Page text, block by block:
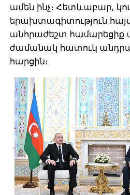
ամեն ինչ։ Հետևաբար,
երախտագիտություն
անհրաժեշտ համարեցիք
ժամանակ հատուկ
հարցին։